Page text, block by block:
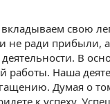
свою
не ради прибыли,
В
работы. Наша
Думая о
к успеху.